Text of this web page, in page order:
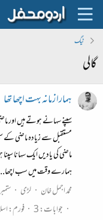
ٹیگ
گالی
ہمارا زمانہ بہت اچھا تھا
سپنے سہانے ہوتے ہیں اور
مستقبل سے زیادہ ماضی کے
ماضی کی یادیں ایک سہانا
ہمارے وقت میں سب
محمد اجمل خان
لڑی ستمبر 5،
جوابات: 3 فورم: